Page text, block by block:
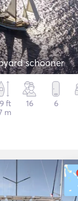
schooner
ft
m
16 6